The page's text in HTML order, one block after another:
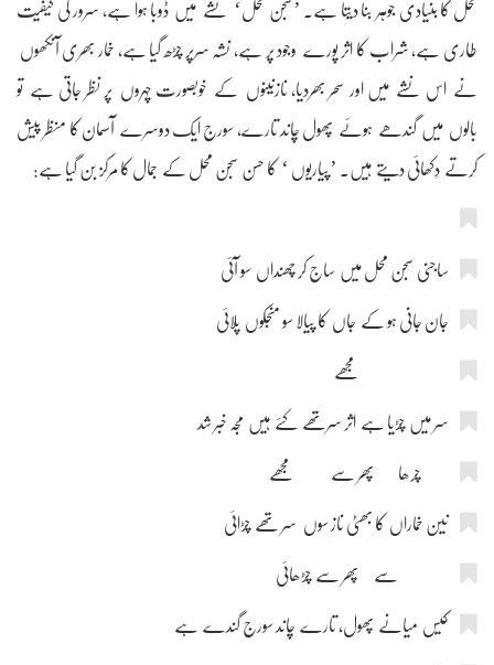
محل کا بنیادی جوہر بنا دیتا ہے۔ ’سجن محل‘ نشے میں ڈوبا ہوا ہے، سرور کی کیفیت
طاری ہے، شراب کا اثر پورے وجود پر ہے، نشہ سرپر چڑھ گیا ہے، خمار بھری آنکھوں
نے اس نشے میں اور سحر بھردیا، نازنینوں کے خوبصورت چہروں پر نظر جاتی ہے تو
بالوں میں گندھے ہوئے پھول چاند تارے، سورج ایک دوسرے آسمان کا منظر پیش
کرتے دِکھائی دیتے ہیں۔ ’پیاریوں ‘ کا حسن سجن محل کے جمال کا مرکز بن گیا ہے:
ساجنی سجن محل میں ساج کر چھنداں سو آئی
جان جانی ہو کے جاں کا پیالا سو منجکوں پلائی
مجھے
سر میں چڑیا ہے اثر سرتھے کئے ہیں مجہ خبر شد
چرھا پھر سے مجھے
نین خماراں کا بھٹی ناز سوں سر تھے چڑائی
سے پھر سے چڑھائی
کیس میانے پھول، تارے چاند سورج گندے ہے